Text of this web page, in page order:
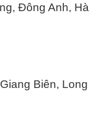
Đông Anh, Hà
Biên, Long